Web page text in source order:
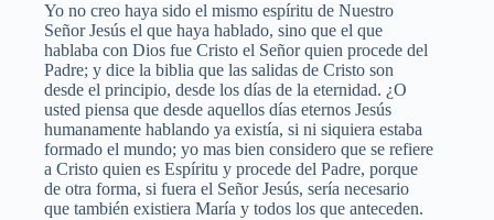
Yo no creo haya sido el mismo espíritu de Nuestro
Señor Jesús el que haya hablado, sino que el que
hablaba con Dios fue Cristo el Señor quien procede del
Padre; y dice la biblia que las salidas de Cristo son
desde el principio, desde los días de la eternidad. ¿O
usted piensa que desde aquellos días eternos Jesús
humanamente hablando ya existía, si ni siquiera estaba
formado el mundo; yo mas bien considero que se refiere
a Cristo quien es Espíritu y procede del Padre, porque
de otra forma, si fuera el Señor Jesús, sería necesario
que también existiera María y todos los que anteceden.